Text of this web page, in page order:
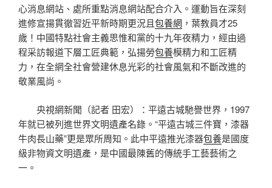
心消息網站、處所重點消息網站配合介入。運動旨在深刻
進修宣揚貫徹習近平新時期更況且包養網 ，葉教員才25
歲！中國特點社會主義思惟和黨的十九年夜精力，經由過
程采訪報道下層工匠典範，弘揚勞包養模精力和工匠精
力，在全網全社會營建休息光彩的社會風氣和不斷改進的
敬業風尚。
央視網新聞（記者 田宏）：平遠古城馳譽世界，1997
年就已被列進世界文明遺產名錄。“平遠古城三件寶，漆器
牛肉長山藥”更是眾所周知。此中平遠推光漆器包養是國度
級非物資文明遺產，是中國最陳舊的傳統手工藝藝術之
一。